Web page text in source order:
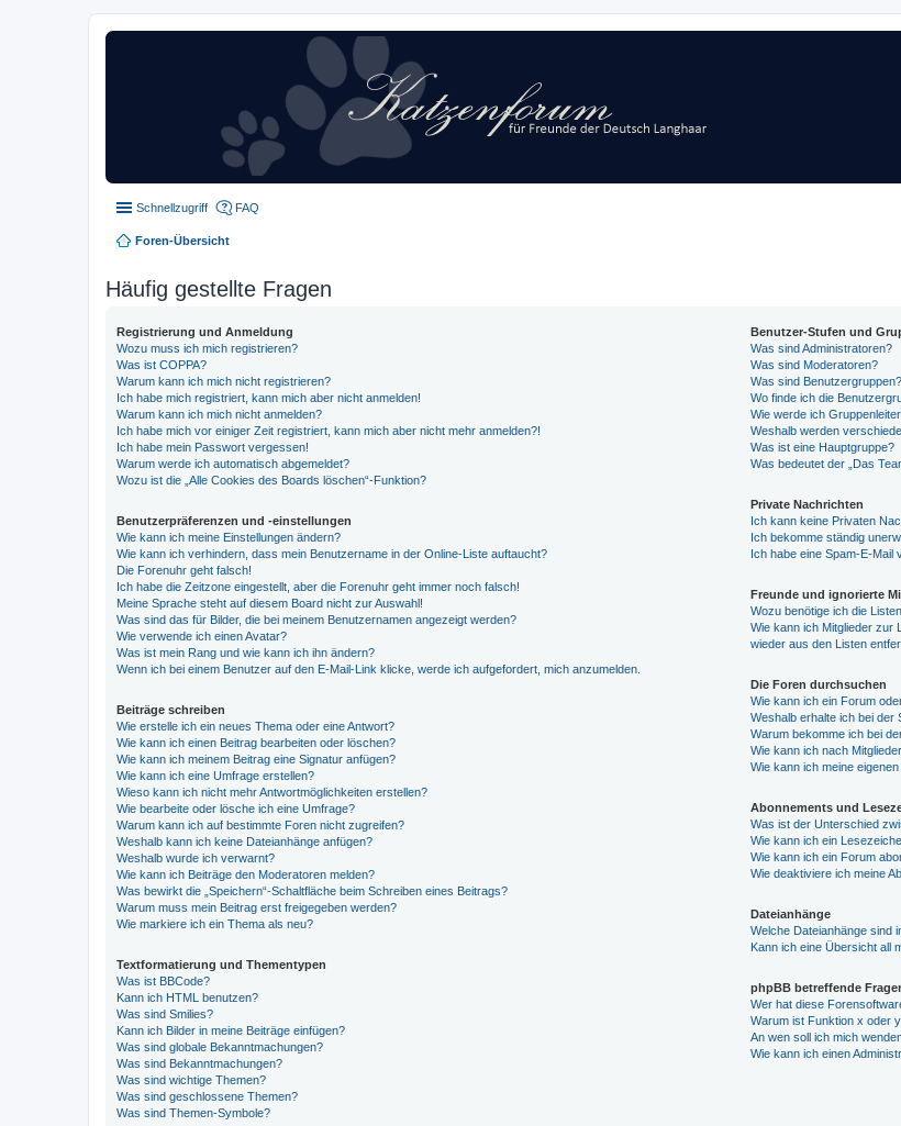
Schnellzugriff FAQ
Foren-Übersicht
Häufig gestellte Fragen
Registrierung und Anmeldung
Wozu muss ich mich registrieren?
Was ist COPPA?
Warum kann ich mich nicht registrieren?
Ich habe mich registriert, kann mich aber nicht anmelden!
Warum kann ich mich nicht anmelden?
Ich habe mich vor einiger Zeit registriert, kann mich aber nicht mehr anmelden?!
Ich habe mein Passwort vergessen!
Warum werde ich automatisch abgemeldet?
Wozu ist die „Alle Cookies des Boards löschen“-Funktion?
Benutzerpräferenzen und -einstellungen
Wie kann ich meine Einstellungen ändern?
Wie kann ich verhindern, dass mein Benutzername in der Online-Liste auftaucht?
Die Forenuhr geht falsch!
Ich habe die Zeitzone eingestellt, aber die Forenuhr geht immer noch falsch!
Meine Sprache steht auf diesem Board nicht zur Auswahl!
Was sind das für Bilder, die bei meinem Benutzernamen angezeigt werden?
Wie verwende ich einen Avatar?
Was ist mein Rang und wie kann ich ihn ändern?
Wenn ich bei einem Benutzer auf den E-Mail-Link klicke, werde ich aufgefordert, mich anzumelden.
Beiträge schreiben
Wie erstelle ich ein neues Thema oder eine Antwort?
Wie kann ich einen Beitrag bearbeiten oder löschen?
Wie kann ich meinem Beitrag eine Signatur anfügen?
Wie kann ich eine Umfrage erstellen?
Wieso kann ich nicht mehr Antwortmöglichkeiten erstellen?
Wie bearbeite oder lösche ich eine Umfrage?
Warum kann ich auf bestimmte Foren nicht zugreifen?
Weshalb kann ich keine Dateianhänge anfügen?
Weshalb wurde ich verwarnt?
Wie kann ich Beiträge den Moderatoren melden?
Was bewirkt die „Speichern“-Schaltfläche beim Schreiben eines Beitrags?
Warum muss mein Beitrag erst freigegeben werden?
Wie markiere ich ein Thema als neu?
Textformatierung und Thementypen
Was ist BBCode?
Kann ich HTML benutzen?
Was sind Smilies?
Kann ich Bilder in meine Beiträge einfügen?
Was sind globale Bekanntmachungen?
Was sind Bekanntmachungen?
Was sind wichtige Themen?
Was sind geschlossene Themen?
Was sind Themen-Symbole?
Benutzer-Stufen und
Was sind Administratoren?
Was sind Moderatoren?
Was sind Benutzergruppen?
Wo finde ich die
Wie werde ich
Weshalb werden
Was ist eine Hauptgruppe?
Was bedeutet der „Das
Private Nachrichten
Ich kann keine Privaten
Ich bekomme ständig
Ich habe eine Spam-E-Mail
Freunde und ignorierte
Wozu benötige ich die
Wie kann ich Mitglieder zur
wieder aus den Listen
Die Foren durchsuchen
Wie kann ich ein Forum
Weshalb erhalte ich bei der
Warum bekomme ich bei
Wie kann ich nach
Wie kann ich meine
Abonnements und
Was ist der Unterschied
Wie kann ich ein
Wie kann ich ein Forum
Wie deaktiviere ich meine
Dateianhänge
Welche Dateianhänge sind
Kann ich eine Übersicht all
phpBB betreffende
Wer hat diese
Warum ist Funktion x oder
An wen soll ich mich
Wie kann ich einen